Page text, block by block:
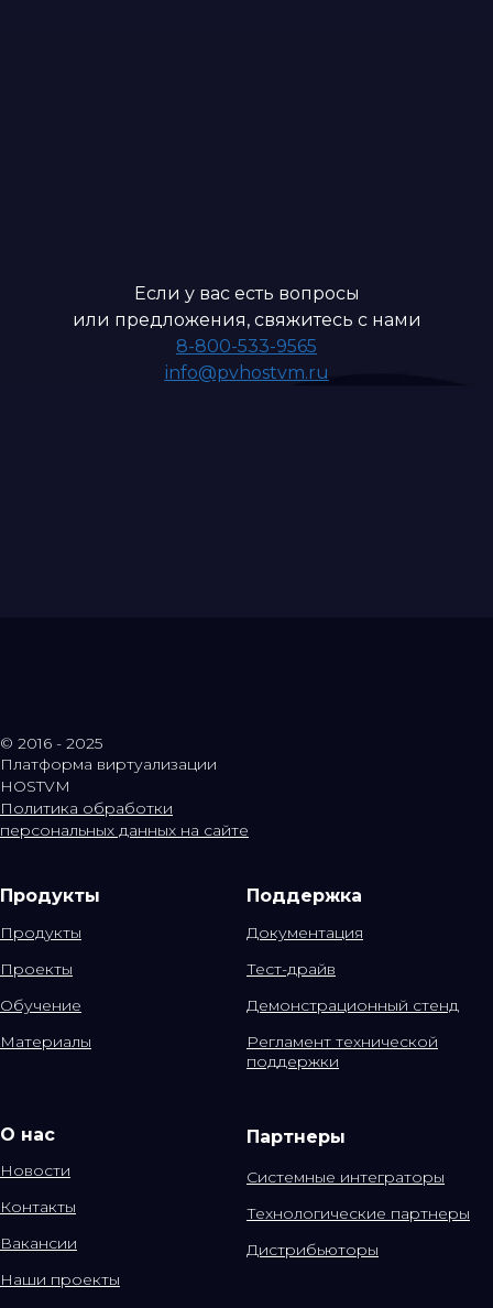
Если у вас есть вопросы
или предложения, свяжитесь с нами
8-800-533-9565
info@pvhostvm.ru
© 2016 - 2025
Платформа виртуализации
HOSTVM
Политика обработки
персональных данных на сайте
Продукты
Продукты
Проекты
Обучение
Материалы
Поддержка
Документация
Тест-драйв
Демонстрационный стенд
Регламент технической
поддержки
О нас
Новости
Контакты
Вакансии
Наши проекты
Партнеры
Системные интеграторы
Технологические партнеры
Дистрибьюторы